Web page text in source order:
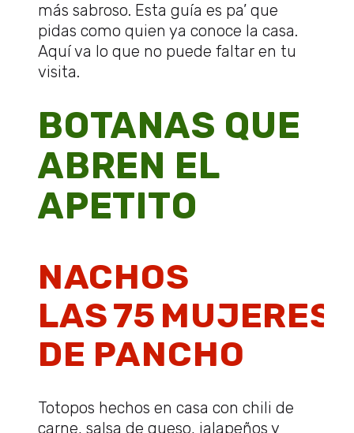
más sabroso. Esta guía es pa’ que
pidas como quien ya conoce la casa.
Aquí va lo que no puede faltar en tu
visita.
BOTANAS QUE
ABREN EL
APETITO
NACHOS
LAS 75 MUJERES
DE PANCHO
Totopos hechos en casa con chili de
carne, salsa de queso, jalapeños y